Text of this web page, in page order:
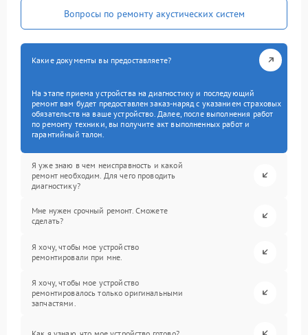
Вопросы по ремонту акустических систем
Какие документы вы предоставляете?
На этапе приема устройства на диагностику и последующий
ремонт вам будет предоставлен заказ-наряд с указанием страховых
обязательств на ваше устройство. Далее, после выполнения работ
по ремонту техники, вы получите акт выполненных работ и
гарантийный талон.
Я уже знаю в чем неисправность и какой
ремонт необходим. Для чего проводить
диагностику?
Мне нужен срочный ремонт. Сможете
сделать?
Я хочу, чтобы мое устройство
ремонтировали при мне.
Я хочу, чтобы мое устройство
ремонтировалось только оригинальными
запчастями.